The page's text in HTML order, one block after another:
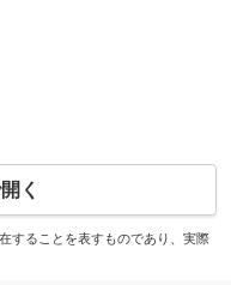
く
することを表すものであり、実際